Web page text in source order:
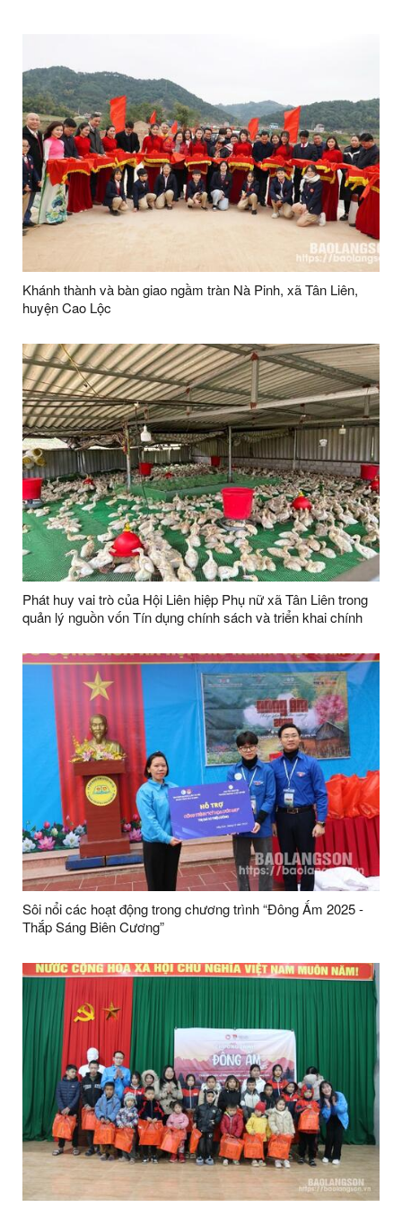
Khánh thành và bàn giao ngầm tràn Nà Pinh, xã Tân Liên,
huyện Cao Lộc
Phát huy vai trò của Hội Liên hiệp Phụ nữ xã Tân Liên trong
quản lý nguồn vốn Tín dụng chính sách và triển khai chính
sách khác
Sôi nổi các hoạt động trong chương trình “Đông Ấm 2025 -
Thắp Sáng Biên Cương”